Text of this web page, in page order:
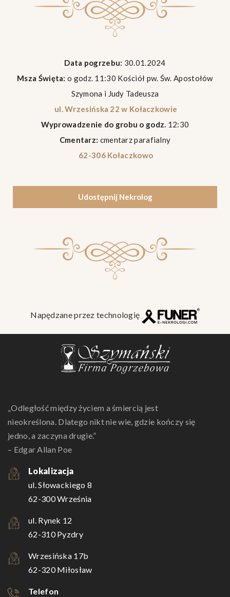
Data pogrzebu: 30.01.2024
Msza Święta: o godz. 11:30 Kościół pw. Św. Apostołów
Szymona i Judy Tadeusza
ul. Wrzesińska 22 w Kołaczkowie
Wyprowadzenie do grobu o godz. 12:30
Cmentarz: cmentarz parafialny
62-306 Kołaczkowo
Udostępnij Nekrolog
Napędzane przez technologię
„Odległość między życiem a śmiercią jest
nieokreślona. Dlatego nikt nie wie, gdzie kończy się
jedno, a zaczyna drugie.”
– Edgar Allan Poe
Lokalizacja
ul. Słowackiego 8
62-300 Września
ul. Rynek 12
62-310 Pyzdry
Wrzesińska 17b
62-320 Miłosław
Telefon